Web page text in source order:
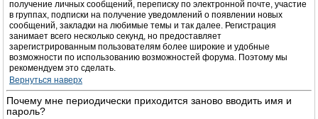
получение личных сообщений, переписку по электронной почте, участие
в группах, подписки на получение уведомлений о появлении новых
сообщений, закладки на любимые темы и так далее. Регистрация
занимает всего несколько секунд, но предоставляет
зарегистрированным пользователям более широкие и удобные
возможности по использованию возможностей форума. Поэтому мы
рекомендуем это сделать.
Вернуться наверх
Почему мне периодически приходится заново вводить имя и
пароль?